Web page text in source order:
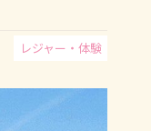
レジャー・体験